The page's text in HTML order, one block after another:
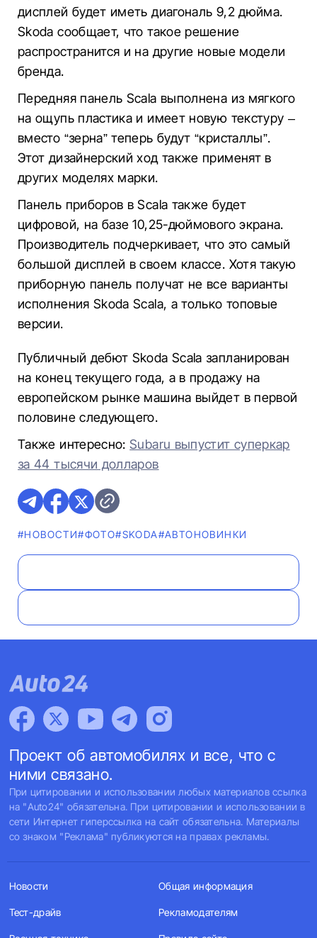
дисплей будет иметь диагональ 9,2 дюйма.
Skoda сообщает, что такое решение
распространится и на другие новые модели
бренда.
Передняя панель Scala выполнена из мягкого
на ощупь пластика и имеет новую текстуру –
вместо “зерна” теперь будут “кристаллы”.
Этот дизайнерский ход также применят в
других моделях марки.
Панель приборов в Scala также будет
цифровой, на базе 10,25-дюймового экрана.
Производитель подчеркивает, что это самый
большой дисплей в своем классе. Хотя такую
приборную панель получат не все варианты
исполнения Skoda Scala, а только топовые
версии.
Публичный дебют Skoda Scala запланирован
на конец текущего года, а в продажу на
европейском рынке машина выйдет в первой
половине следующего.
Также интересно:Subaru выпустит суперкар
за 44 тысячи долларов
#НОВОСТИ#ФОТО#SKODA#AВТОНОВИНКИ
Проект об автомобилях и все, что с
ними связано.
При цитировании и использовании любых материалов ссылка
на "Auto24" обязательна. При цитировании и использовании в
сети Интернет гиперссылка на сайт обязательна. Материалы
со знаком "Реклама" публикуются на правах рекламы.
Новости
Тест-драйв
Общая информация
Рекламодателям